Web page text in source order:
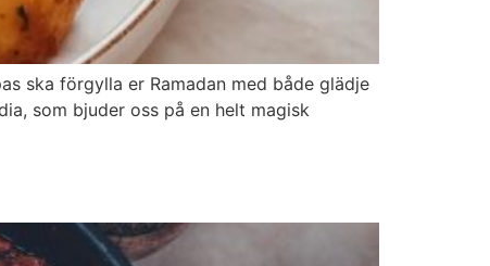
ska förgylla er Ramadan med både glädje
som bjuder oss på en helt magisk